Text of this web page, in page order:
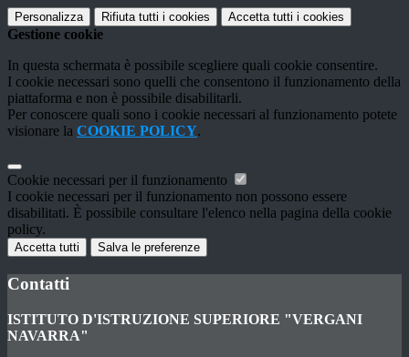
Personalizza Rifiuta tutti i cookies Accetta tutti i cookies
Gestione cookie
In questa schermata è possibile scegliere quali cookie consentire.
I cookie necessari sono quelli che consentono il funzionamento della
piattaforma e non è possibile disabilitarli.
Per conoscere quali sono i cookie necessari al funzionamento potete
visionare la COOKIE POLICY.
Cookie necessari per il funzionamento
I cookie necessari per il funzionamento non possono essere
disabilitati. È possibile consultare l'elenco nella pagina della cookie
policy.
Accetta tutti Salva le preferenze
Contatti
ISTITUTO D'ISTRUZIONE SUPERIORE "VERGANI
NAVARRA"